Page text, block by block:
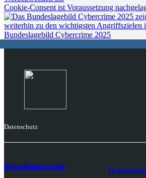
Cookie-Consent ist Voraussetzung
Bundeslagebild Cybercrime 2025
Datenschutz
Betroffenenrechte